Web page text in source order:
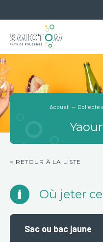
au
contenu
principal
à
barre
latérale
principale
Accueil — Collecte
< RETOUR À LA LISTE
Où jeter
Sac ou bac jaune